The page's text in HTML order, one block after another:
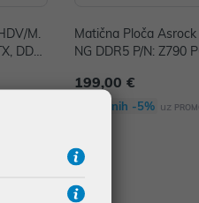
M.
DDR
Matična Ploča
NG DDR5 P/N: Z790
199,00 €
Dodatnih -5% uz